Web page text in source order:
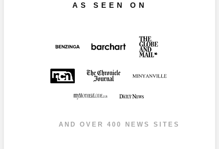
AS SEEN ON
AND OVER 400 NEWS SITES